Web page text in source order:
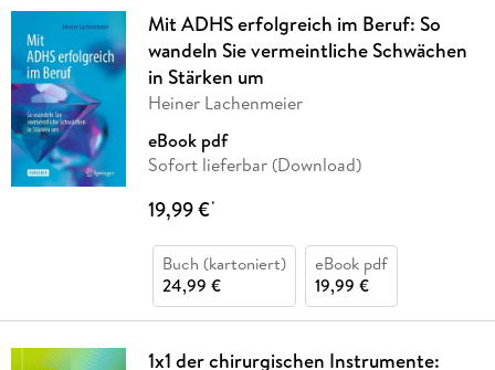
Mit ADHS erfolgreich im Beruf: So
wandeln Sie vermeintliche Schwächen
in Stärken um
Heiner Lachenmeier
eBook pdf
Sofort lieferbar (Download)
19,99 €*
Buch (kartoniert)
24,99 €
eBook pdf
19,99 €
1x1 der chirurgischen Instrumente: